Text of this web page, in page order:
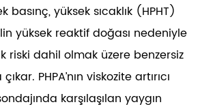
basınç, yüksek sıcaklık (HPHT)
yüksek reaktif doğası nedeniyle
riski dahil olmak üzere benzersiz
PHPA’nın viskozite artırıcı
​​karşılaşılan yaygın